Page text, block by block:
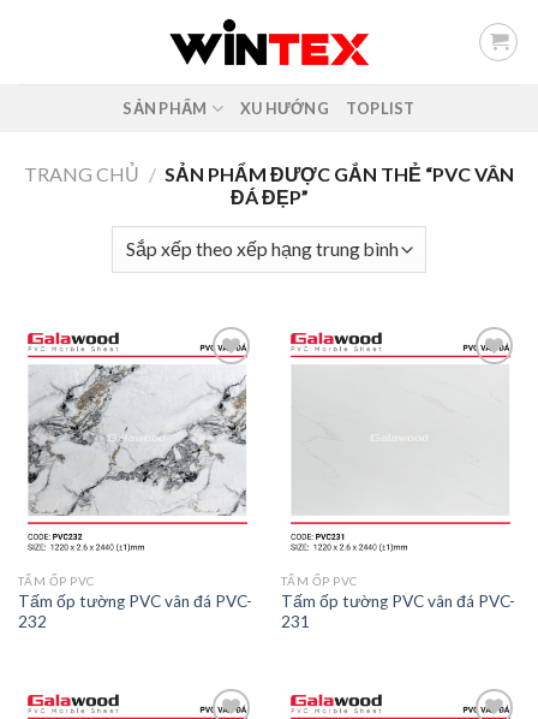
SẢN PHẨM XU HƯỚNG TOPLIST
TRANG CHỦ / SẢN PHẨM ĐƯỢC GẮN THẺ “PVC VÂN
ĐÁ ĐẸP”
Add to
wishlist
TẤM ỐP PVC
Tấm ốp tường PVC vân đá PVC-
232
TẤM ỐP PVC
Tấm ốp tường PVC vân đá PVC-
231